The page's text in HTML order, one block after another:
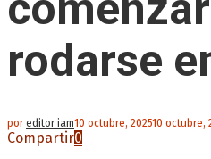
rodarse
poreditor iam10 octubre, 202510 octubre,
Compartir0